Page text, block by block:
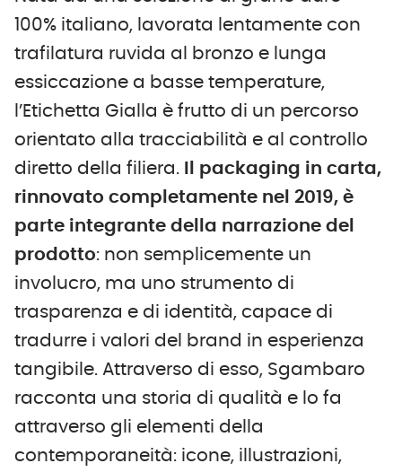
100% italiano, lavorata lentamente con
trafilatura ruvida al bronzo e lunga
essiccazione a basse temperature,
l’Etichetta Gialla è frutto di un percorso
orientato alla tracciabilità e al controllo
diretto della filiera.
Il packaging in carta,
rinnovato completamente nel 2019, è
parte integrante della narrazione del
prodotto: non semplicemente un
involucro, ma uno strumento di
trasparenza e di identità, capace di
tradurre i valori del brand in esperienza
tangibile. Attraverso di esso, Sgambaro
racconta una storia di qualità e lo fa
attraverso gli elementi della
contemporaneità: icone, illustrazioni,